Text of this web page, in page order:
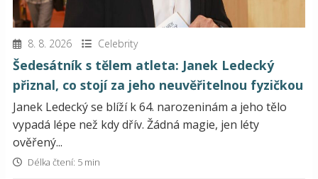
8. 8. 2026 Celebrity
Šedesátník s tělem atleta: Janek Ledecký
přiznal, co stojí za jeho neuvěřitelnou fyzičkou
Janek Ledecký se blíží k 64. narozeninám a jeho tělo
vypadá lépe než kdy dřív. Žádná magie, jen léty
ověřený...
Délka čtení: 5 min